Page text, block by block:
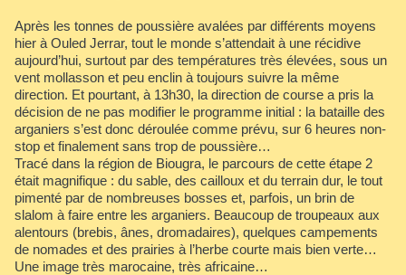
Après les tonnes de poussière avalées par différents moyens
hier à Ouled Jerrar, tout le monde s’attendait à une récidive
aujourd’hui, surtout par des températures très élevées, sous un
vent mollasson et peu enclin à toujours suivre la même
direction. Et pourtant, à 13h30, la direction de course a pris la
décision de ne pas modifier le programme initial : la bataille des
arganiers s’est donc déroulée comme prévu, sur 6 heures non-
stop et finalement sans trop de poussière…
Tracé dans la région de Biougra, le parcours de cette étape 2
était magnifique : du sable, des cailloux et du terrain dur, le tout
pimenté par de nombreuses bosses et, parfois, un brin de
slalom à faire entre les arganiers. Beaucoup de troupeaux aux
alentours (brebis, ânes, dromadaires), quelques campements
de nomades et des prairies à l’herbe courte mais bien verte…
Une image très marocaine, très africaine…